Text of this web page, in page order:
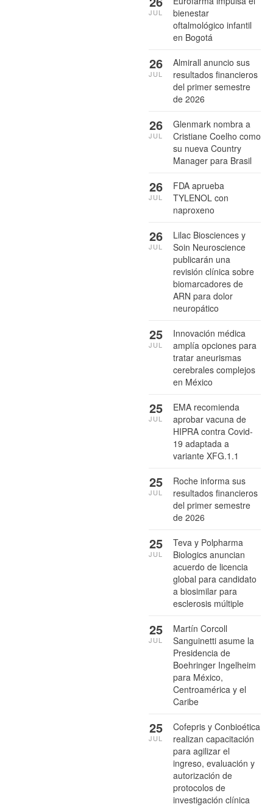
bienestar
oftalmológico infantil
en Bogotá
JUL
Almirall anuncio sus
resultados financieros
del primer semestre
de 2026
26
JUL
Glenmark nombra a
Cristiane Coelho como
su nueva Country
Manager para Brasil
26
JUL
FDA aprueba
TYLENOL con
naproxeno
26
JUL
Lilac Biosciences y
Soin Neuroscience
publicarán una
revisión clínica sobre
biomarcadores de
ARN para dolor
neuropático
26
JUL
Innovación médica
amplía opciones para
tratar aneurismas
cerebrales complejos
en México
25
JUL
EMA recomienda
aprobar vacuna de
HIPRA contra Covid-
19 adaptada a
variante XFG.1.1
25
JUL
Roche informa sus
resultados financieros
del primer semestre
de 2026
25
JUL
Teva y Polpharma
Biologics anuncian
acuerdo de licencia
global para candidato
a biosimilar para
esclerosis múltiple
25
JUL
Martín Corcoll
Sanguinetti asume la
Presidencia de
Boehringer Ingelheim
para México,
Centroamérica y el
Caribe
25
JUL
Cofepris y Conbioética
realizan capacitación
para agilizar el
ingreso, evaluación y
autorización de
protocolos de
investigación clínica
25
JUL